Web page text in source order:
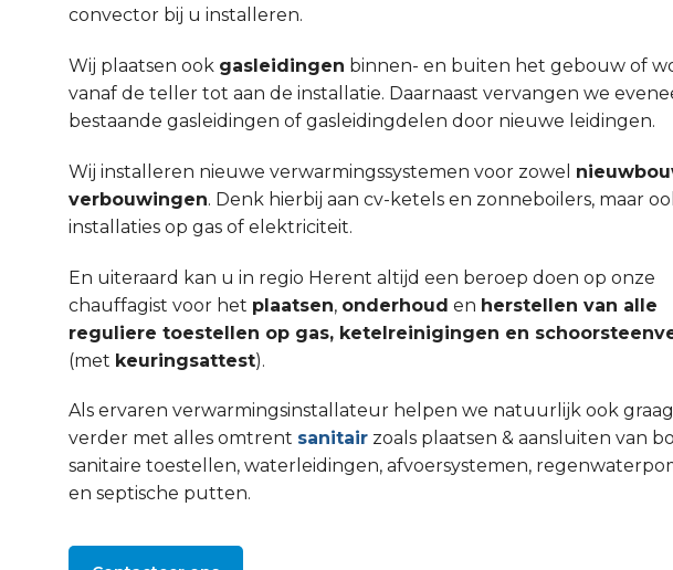
convector bij u installeren.
Wij plaatsen ook gasleidingen binnen- en buiten het gebouw of
vanaf de teller tot aan de installatie. Daarnaast vervangen we
bestaande gasleidingen of gasleidingdelen door nieuwe leidingen.
Wij installeren nieuwe verwarmingssystemen voor zowel
verbouwingen. Denk hierbij aan cv-ketels en zonneboilers, maar
installaties op gas of elektriciteit.
En uiteraard kan u in regio Herent altijd een beroep doen op onze
chauffagist voor het plaatsen, onderhoud en herstellen van alle
reguliere toestellen op gas, ketelreinigingen en
(met keuringsattest).
Als ervaren verwarmingsinstallateur helpen we natuurlijk ook graag
verder met alles omtrent sanitair zoals plaatsen & aansluiten van
sanitaire toestellen, waterleidingen, afvoersystemen,
en septische putten.